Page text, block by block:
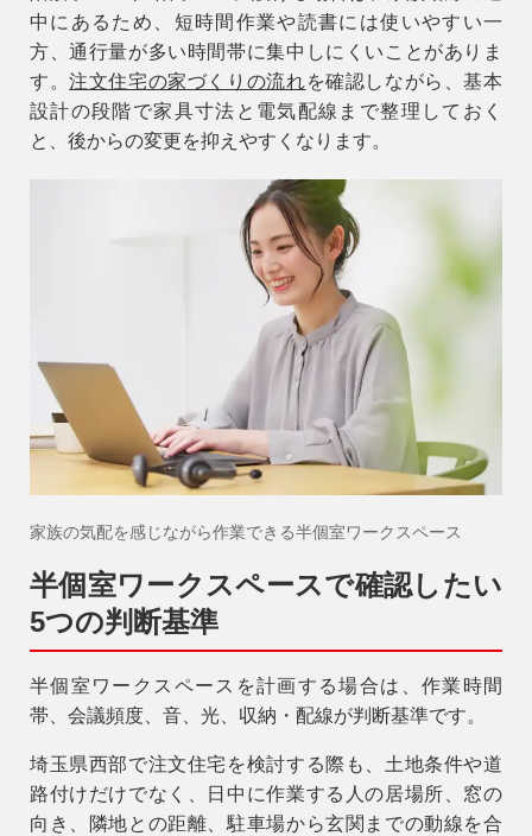
中にあるため、短時間作業や読書には使いやすい一
方、通行量が多い時間帯に集中しにくいことがありま
す。注文住宅の家づくりの流れを確認しながら、基本
設計の段階で家具寸法と電気配線まで整理しておく
と、後からの変更を抑えやすくなります。
家族の気配を感じながら作業できる半個室ワークスペース
半個室ワークスペースで確認したい
5つの判断基準
半個室ワークスペースを計画する場合は、作業時間
帯、会議頻度、音、光、収納・配線が判断基準です。
埼玉県西部で注文住宅を検討する際も、土地条件や道
路付けだけでなく、日中に作業する人の居場所、窓の
向き、隣地との距離、駐車場から玄関までの動線を合